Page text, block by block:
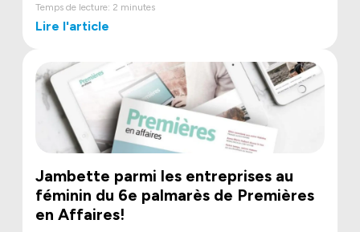
Temps de lecture: 2 minutes
Lire l'article
Jambette parmi les entreprises au
féminin du 6e palmarès de Premières
en Affaires!